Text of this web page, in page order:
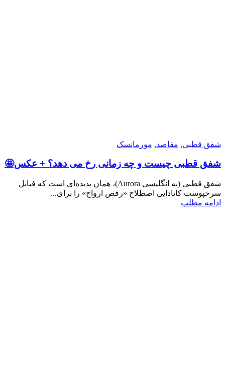
شفق قطبی, مقاصد, مورمانسک
شفق قطبی چیست و چه زمانی رخ می دهد؟ + عکس🤩
شفق قطبی (به انگلیسی Aurora)، همان پدیده‌ای است که قبایل
سرخپوست کانادایی اصطلاح «رقص ارواح» را برای...
ادامه مطلب